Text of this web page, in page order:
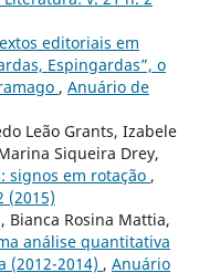
editoriais em
Espingardas”, o
, Anuário de
Leão Grants, Izabele
Siqueira Drey,
signos em rotação ,
(2015)
Bianca Rosina Mattia,
análise quantitativa
(2012-2014) , Anuário